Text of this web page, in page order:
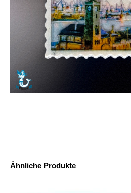
Ähnliche Produkte